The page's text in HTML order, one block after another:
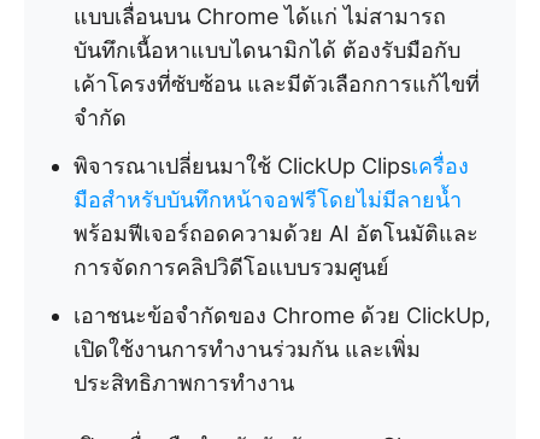
แบบเลื่อนบน Chrome ได้แก่ ไม่สามารถ
บันทึกเนื้อหาแบบไดนามิกได้ ต้องรับมือกับ
เค้าโครงที่ซับซ้อน และมีตัวเลือกการแก้ไขที่
จำกัด
พิจารณาเปลี่ยนมาใช้ ClickUp Clipsเครื่อง
มือสำหรับบันทึกหน้าจอฟรีโดยไม่มีลายน้ำ
พร้อมฟีเจอร์ถอดความด้วย AI อัตโนมัติและ
การจัดการคลิปวิดีโอแบบรวมศูนย์
เอาชนะข้อจำกัดของ Chrome ด้วย ClickUp,
เปิดใช้งานการทำงานร่วมกัน และเพิ่ม
ประสิทธิภาพการทำงาน